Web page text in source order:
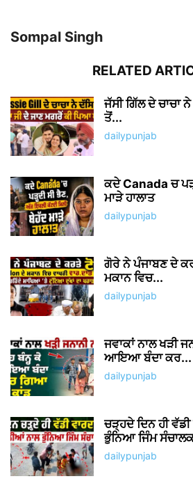
Sompal Singh
RELATED
ਜੱਸੀ ਗਿੱਲ ਦੇ ਚਾਚਾ
ਤੋਂ...
dailypunjab
ਕਦੇ Canada ਚ
ਮਾੜੇ ਹਾਲਾਤ
dailypunjab
ਗੋਰੇ ਨੇ ਪੰਜਾਬਣ ਦੇ
ਮਕਾਨ ਵਿਚ...
dailypunjab
ਜਵਾਕਾਂ ਨਾਲ ਖੜੀ
ਆਇਆ ਬੰਦਾ ਕਰ...
dailypunjab
ਚੜ੍ਹਦੇ ਦਿਨ ਹੀ
ਭੁੰਨਿਆ ਜਿੰਮ
dailypunjab